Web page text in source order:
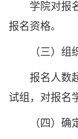
学院对报名
报名资格。
（三）组
报名人数超
试组，对报名
（四）确定